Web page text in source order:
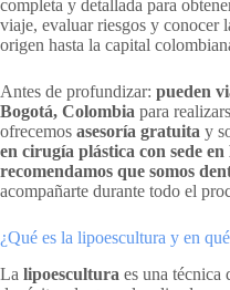
completa y detallada para
viaje, evaluar riesgos y conocer
origen hasta la capital
Antes de profundizar: pueden
Bogotá, Colombia para
ofrecemos asesoría gratuita y
en cirugía plástica con sede
recomendamos que somos
acompañarte durante todo el
¿Qué es la lipoescultura y en
La lipoescultura es una técnica